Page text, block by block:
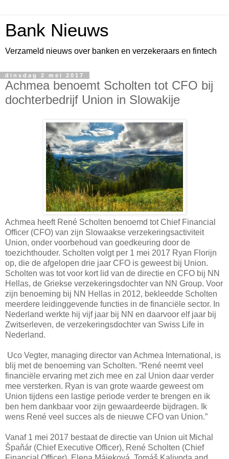
Bank Nieuws
Verzameld nieuws over banken en verzekeraars en fintech
dinsdag 2 mei 2017
Achmea benoemt Scholten tot CFO bij
dochterbedrijf Union in Slowakije
Achmea heeft René Scholten benoemd tot Chief Financial
Officer (CFO) van zijn Slowaakse verzekeringsactiviteit
Union, onder voorbehoud van goedkeuring door de
toezichthouder. Scholten volgt per 1 mei 2017 Ryan Florijn
op, die de afgelopen drie jaar CFO is geweest bij Union.
Scholten was tot voor kort lid van de directie en CFO bij NN
Hellas, de Griekse verzekeringsdochter van NN Group. Voor
zijn benoeming bij NN Hellas in 2012, bekleedde Scholten
meerdere leidinggevende functies in de financiële sector. In
Nederland werkte hij vijf jaar bij NN en daarvoor elf jaar bij
Zwitserleven, de verzekeringsdochter van Swiss Life in
Nederland.
Uco Vegter, managing director van Achmea International, is
blij met de benoeming van Scholten. “René neemt veel
financiële ervaring met zich mee en zal Union daar verder
mee versterken. Ryan is van grote waarde geweest om
Union tijdens een lastige periode verder te brengen en ik
ben hem dankbaar voor zijn gewaardeerde bijdragen. Ik
wens René veel succes als de nieuwe CFO van Union.”
Vanaf 1 mei 2017 bestaat de directie van Union uit Michal
Špaňár (Chief Executive Officer), René Scholten (Chief